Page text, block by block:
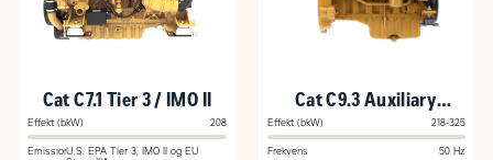
Cat C7.1 Tier 3 / IMO II
Effekt (bkW) 208
EmissionU.S. EPA Tier 3, IMO II og EU
Cat C9.3 Auxiliary
Effekt (bkW) 218-325
Frekvens 50 Hz